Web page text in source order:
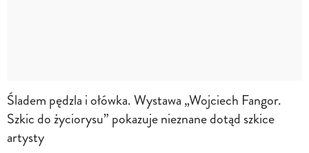
Śladem pędzla i ołówka. Wystawa „Wojciech Fangor.
Szkic do życiorysu” pokazuje nieznane dotąd szkice
artysty